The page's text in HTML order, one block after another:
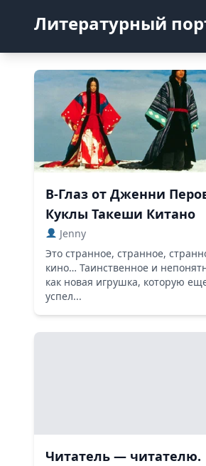
Литературный
В-Глаз от Дженни
Куклы Такеши Китано
Jenny
Это странное, странное,
кино… Таинственное и
как новая игрушка, которую
успел...
Читатель — читателю.